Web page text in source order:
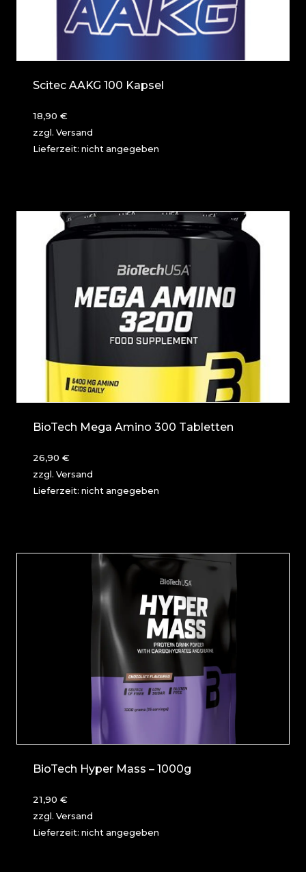
Scitec AAKG 100 Kapsel
18,90 €
zzgl. Versand
Lieferzeit: nicht angegeben
BioTech Mega Amino 300 Tabletten
26,90 €
zzgl. Versand
Lieferzeit: nicht angegeben
BioTech Hyper Mass – 1000g
21,90 €
zzgl. Versand
Lieferzeit: nicht angegeben